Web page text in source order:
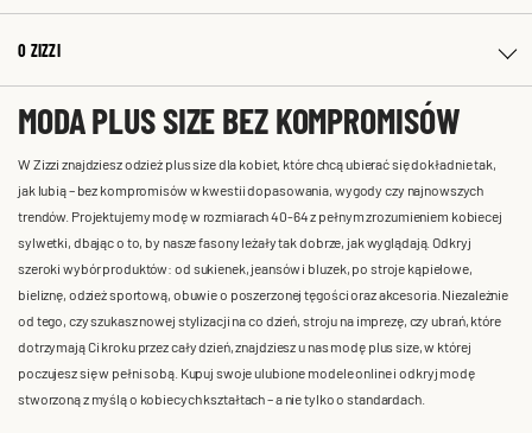
O ZIZZI
MODA PLUS SIZE BEZ KOMPROMISÓW
W Zizzi znajdziesz odzież plus size dla kobiet, które chcą ubierać się dokładnie tak,
jak lubią – bez kompromisów w kwestii dopasowania, wygody czy najnowszych
trendów. Projektujemy modę w rozmiarach 40-64 z pełnym zrozumieniem kobiecej
sylwetki, dbając o to, by nasze fasony leżały tak dobrze, jak wyglądają. Odkryj
szeroki wybór produktów: od sukienek, jeansów i bluzek, po stroje kąpielowe,
bieliznę, odzież sportową, obuwie o poszerzonej tęgości oraz akcesoria. Niezależnie
od tego, czy szukasz nowej stylizacji na co dzień, stroju na imprezę, czy ubrań, które
dotrzymają Ci kroku przez cały dzień, znajdziesz u nas modę plus size, w której
poczujesz się w pełni sobą. Kupuj swoje ulubione modele online i odkryj modę
stworzoną z myślą o kobiecych kształtach – a nie tylko o standardach.